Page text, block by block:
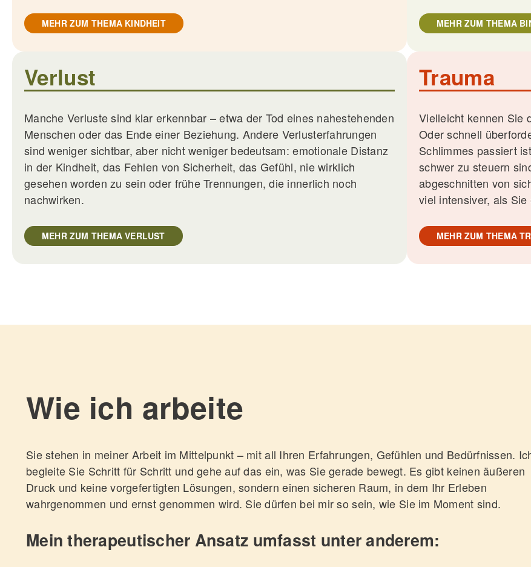
MEHR ZUM THEMA KINDHEIT MEHR ZUM THEMA
Verlust
Manche Verluste sind klar erkennbar – etwa der Tod eines nahestehenden
Menschen oder das Ende einer Beziehung. Andere Verlusterfahrungen
sind weniger sichtbar, aber nicht weniger bedeutsam: emotionale Distanz
in der Kindheit, das Fehlen von Sicherheit, das Gefühl, nie wirklich
gesehen worden zu sein oder frühe Trennungen, die innerlich noch
nachwirken.
MEHR ZUM THEMA VERLUST
Trauma
Vielleicht kennen Sie
Oder schnell
Schlimmes passiert
schwer zu steuern
abgeschnitten von
viel intensiver, als
MEHR ZUM THEMA
Wie ich arbeite
Sie stehen in meiner Arbeit im Mittelpunkt – mit all Ihren Erfahrungen, Gefühlen und Bedürfnissen.
begleite Sie Schritt für Schritt und gehe auf das ein, was Sie gerade bewegt. Es gibt keinen äußeren
Druck und keine vorgefertigten Lösungen, sondern einen sicheren Raum, in dem Ihr Erleben
wahrgenommen und ernst genommen wird. Sie dürfen bei mir so sein, wie Sie im Moment sind.
Mein therapeutischer Ansatz umfasst unter anderem: